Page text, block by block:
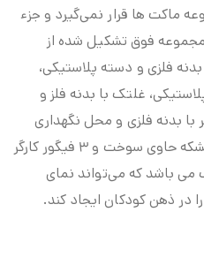
ماکت ها قرار نمی‌گیرد و جزء
فوق تشکیل شده از
فلزی و دسته پلاستیکی،
غلتک با بدنه فلز و
با بدنه فلزی و محل نگهداری
سیمان پلاستیکی، ۲ صخره و ۲ بشکه حاوی سوخت و ۳ فیگور کارگر
می باشد که می‌تواند نمای
در ذهن کودکان ایجاد کند.